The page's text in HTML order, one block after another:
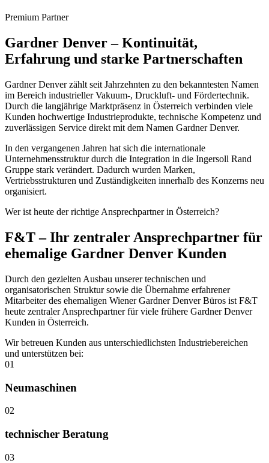
Premium Partner
Gardner Denver – Kontinuität,
Erfahrung und starke Partnerschaften
Gardner Denver zählt seit Jahrzehnten zu den bekanntesten Namen
im Bereich industrieller Vakuum-, Druckluft- und Fördertechnik.
Durch die langjährige Marktpräsenz in Österreich verbinden viele
Kunden hochwertige Industrieprodukte, technische Kompetenz und
zuverlässigen Service direkt mit dem Namen Gardner Denver.
In den vergangenen Jahren hat sich die internationale
Unternehmensstruktur durch die Integration in die Ingersoll Rand
Gruppe stark verändert. Dadurch wurden Marken,
Vertriebsstrukturen und Zuständigkeiten innerhalb des Konzerns neu
organisiert.
Wer ist heute der richtige Ansprechpartner in Österreich?
F&T – Ihr zentraler Ansprechpartner für
ehemalige Gardner Denver Kunden
Durch den gezielten Ausbau unserer technischen und
organisatorischen Struktur sowie die Übernahme erfahrener
Mitarbeiter des ehemaligen Wiener Gardner Denver Büros ist F&T
heute zentraler Ansprechpartner für viele frühere Gardner Denver
Kunden in Österreich.
Wir betreuen Kunden aus unterschiedlichsten Industriebereichen
und unterstützen bei:
01
Neumaschinen
02
technischer Beratung
03